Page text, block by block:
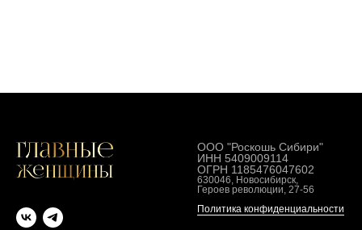
ООО "Роскошь Сибири"
ИНН 5409009114
ОГРН 1185476047602
630046, Новосибирск,
Героев революции, 27-56
Политика конфиденциальности